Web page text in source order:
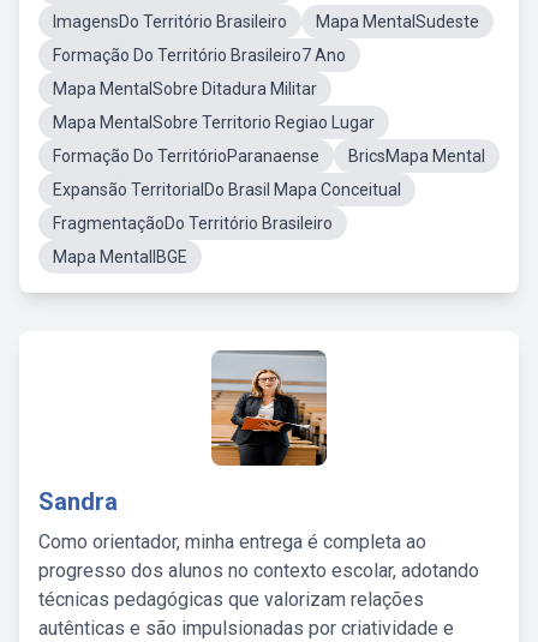
ImagensDo Território Brasileiro
Mapa MentalSudeste
Formação Do Território Brasileiro7 Ano
Mapa MentalSobre Ditadura Militar
Mapa MentalSobre Territorio Regiao Lugar
Formação Do TerritórioParanaense
BricsMapa Mental
Expansão TerritorialDo Brasil Mapa Conceitual
FragmentaçãoDo Território Brasileiro
Mapa MentalIBGE
Sandra
Como orientador, minha entrega é completa ao
progresso dos alunos no contexto escolar, adotando
técnicas pedagógicas que valorizam relações
autênticas e são impulsionadas por criatividade e